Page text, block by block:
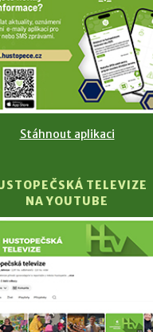
Stáhnout aplikaci
TELEVIZE
NA YOUTUBE